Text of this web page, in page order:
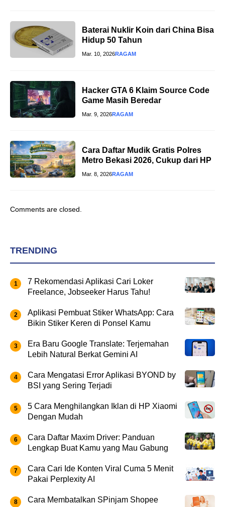
Baterai Nuklir Koin dari China Bisa
Hidup 50 Tahun
Mar. 10, 2026RAGAM
Hacker GTA 6 Klaim Source Code
Game Masih Beredar
Mar. 9, 2026RAGAM
Cara Daftar Mudik Gratis Polres
Metro Bekasi 2026, Cukup dari HP
Mar. 8, 2026RAGAM
Comments are closed.
TRENDING
7 Rekomendasi Aplikasi Cari Loker
Freelance, Jobseeker Harus Tahu!
Aplikasi Pembuat Stiker WhatsApp: Cara
Bikin Stiker Keren di Ponsel Kamu
Era Baru Google Translate: Terjemahan
Lebih Natural Berkat Gemini AI
Cara Mengatasi Error Aplikasi BYOND by
BSI yang Sering Terjadi
5 Cara Menghilangkan Iklan di HP Xiaomi
Dengan Mudah
Cara Daftar Maxim Driver: Panduan
Lengkap Buat Kamu yang Mau Gabung
Cara Cari Ide Konten Viral Cuma 5 Menit
Pakai Perplexity AI
Cara Membatalkan SPinjam Shopee